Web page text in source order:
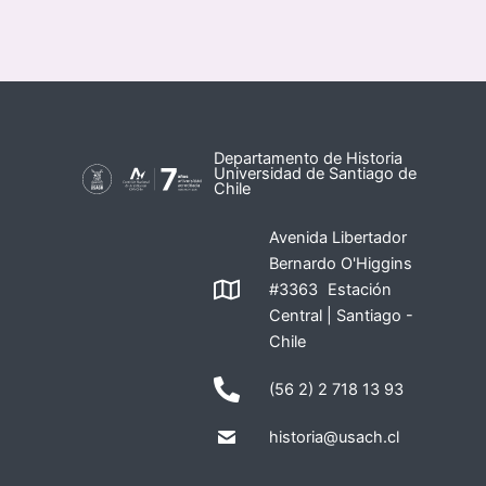
Departamento de Historia
Universidad de Santiago de
Chile
Avenida Libertador
Bernardo O'Higgins
#3363 Estación
Central | Santiago -
Chile
(56 2) 2 718 13 93
historia@usach.cl